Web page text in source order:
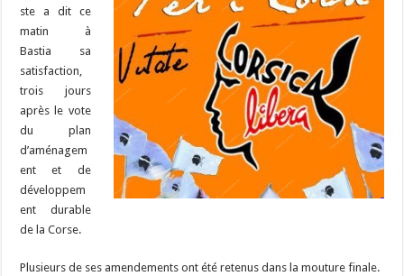
ste a dit ce
matin à
Bastia sa
satisfaction,
trois jours
après le vote
du plan
d’aménagem
ent et de
développem
ent durable
de la Corse.
Plusieurs de ses amendements ont été retenus dans la mouture finale.